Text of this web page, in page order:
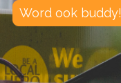
Word ook buddy!